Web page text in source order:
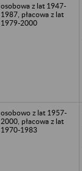
osobowa z lat 1947-
1987, płacowa z lat
1979-2000
osobowo z lat 1957-
2000, płacowa z lat
1970-1983